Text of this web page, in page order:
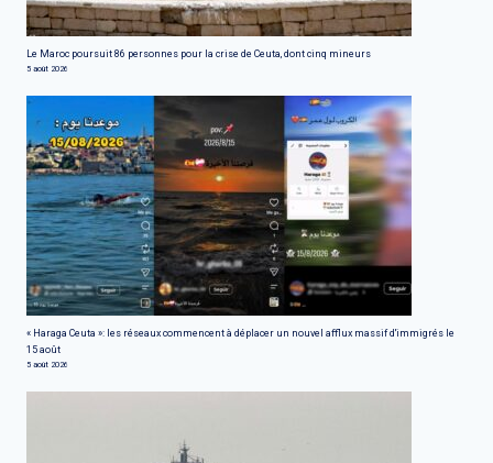
Le Maroc poursuit 86 personnes pour la crise de Ceuta, dont cinq mineurs
5 août 2026
« Haraga Ceuta »: les réseaux commencent à déplacer un nouvel afflux massif d'immigrés le
15 août
5 août 2026